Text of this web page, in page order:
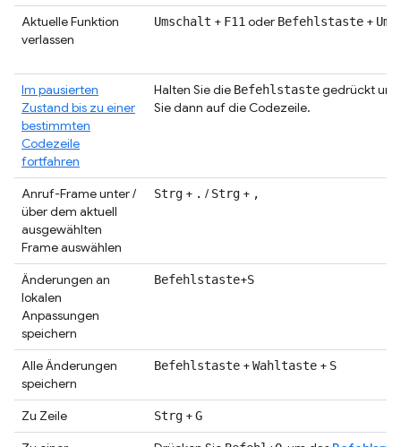
Aktuelle Funktion
verlassen
Umschalt + F11 oder Befehlstaste +
Im pausierten
Zustand bis zu einer
bestimmten
Codezeile
fortfahren
Halten Sie die Befehlstastegedrückt
Sie dann auf die Codezeile.
Anruf-Frame unter /
über dem aktuell
ausgewählten
Frame auswählen
Strg + . / Strg + ,
Änderungen an
lokalen
Anpassungen
speichern
Befehlstaste+S
Alle Änderungen
speichern
Befehlstaste +Wahltaste + S
Zu Zeile Strg +G